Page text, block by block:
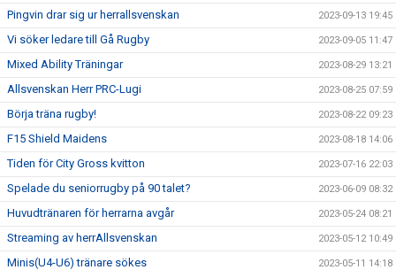
Pingvin drar sig ur herrallsvenskan 2023-09-13 19:45
Vi söker ledare till Gå Rugby 2023-09-05 11:47
Mixed Ability Träningar 2023-08-29 13:21
Allsvenskan Herr PRC-Lugi 2023-08-25 07:59
Börja träna rugby! 2023-08-22 09:23
F15 Shield Maidens 2023-08-18 14:06
Tiden för City Gross kvitton 2023-07-16 22:03
Spelade du seniorrugby på 90 talet? 2023-06-09 08:32
Huvudtränaren för herrarna avgår 2023-05-24 08:21
Streaming av herrAllsvenskan 2023-05-12 10:49
Minis(U4-U6) tränare sökes 2023-05-11 14:18